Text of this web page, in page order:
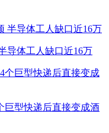
导体工人缺口近16万
巨型快递后直接变成酒